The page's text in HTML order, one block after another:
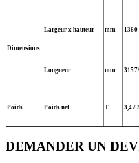
Dimensions
Largeur x hauteur mm 1360
Longueur mm
Poids Poids net T 3,4 /
DEMANDER UN